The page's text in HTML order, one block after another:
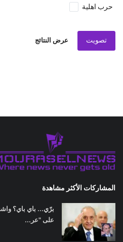
حرب اهلية
تصويت عرض النتائج
المشاركات الأكثر مشاهدة
برّي... باي باي؟
على "عر...